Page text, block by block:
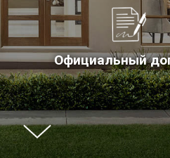
Официальный